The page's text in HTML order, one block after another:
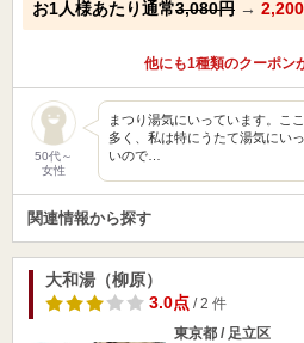
お1人様あたり通常3,080円 →
他にも1種類のクーポン
50代～
女性
まつり湯気にいっています。こ
多く、私は特にうたて湯気にい
いので…
関連情報から探す
大和湯（柳原）
3.0点/ 2 件
東京都 / 足立区